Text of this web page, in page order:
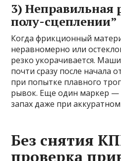
3) Неправильная
полу-сцеплении”
Когда фрикционный
неравномерно или
резко укорачивается.
почти сразу после начала
при попытке плавного
рывок. Еще один маркер —
запах даже при
Без снятия
проверка